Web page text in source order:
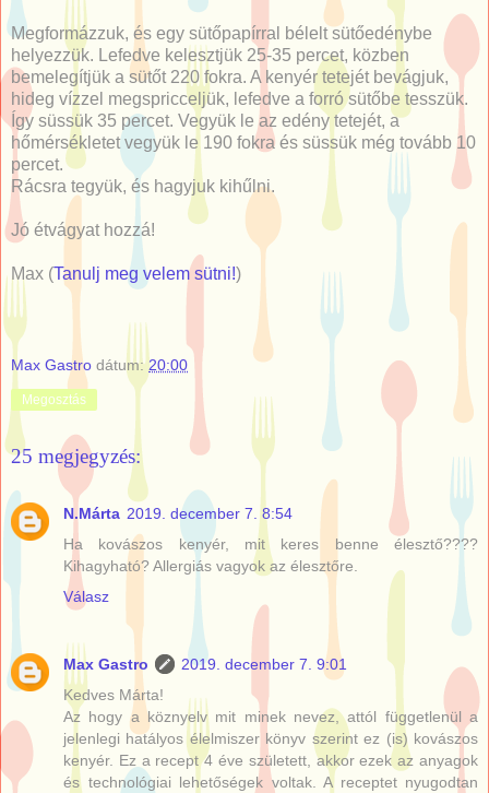
Megformázzuk, és egy sütőpapírral bélelt sütőedénybe
helyezzük. Lefedve kelesztjük 25-35 percet, közben
bemelegítjük a sütőt 220 fokra. A kenyér tetejét bevágjuk,
hideg vízzel megspricceljük, lefedve a forró sütőbe tesszük.
Így süssük 35 percet. Vegyük le az edény tetejét, a
hőmérsékletet vegyük le 190 fokra és süssük még tovább 10
percet.
Rácsra tegyük, és hagyjuk kihűlni.
Jó étvágyat hozzá!
Max (Tanulj meg velem sütni!)
Max Gastro dátum: 20:00
Megosztás
25 megjegyzés:
N.Márta 2019. december 7. 8:54
Ha kovászos kenyér, mit keres benne élesztő????
Kihagyható? Allergiás vagyok az élesztőre.
Válasz
Max Gastro
2019. december 7. 9:01
Kedves Márta!
Az hogy a köznyelv mit minek nevez, attól függetlenül a
jelenlegi hatályos élelmiszer könyv szerint ez (is) kovászos
kenyér. Ez a recept 4 éve született, akkor ezek az anyagok
és technológiai lehetőségek voltak. A receptet nyugodtan